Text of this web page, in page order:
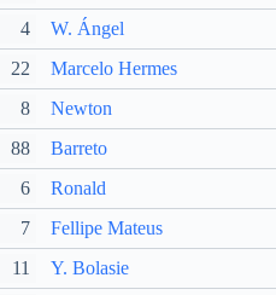
4 W. Ángel
22 Marcelo Hermes
8 Newton
88 Barreto
6 Ronald
7 Fellipe Mateus
11 Y. Bolasie